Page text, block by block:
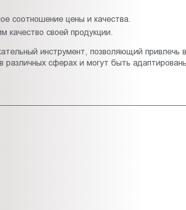
соотношение цены и качества.
качество своей продукции.
инструмент, позволяющий привлечь
различных сферах и могут быть